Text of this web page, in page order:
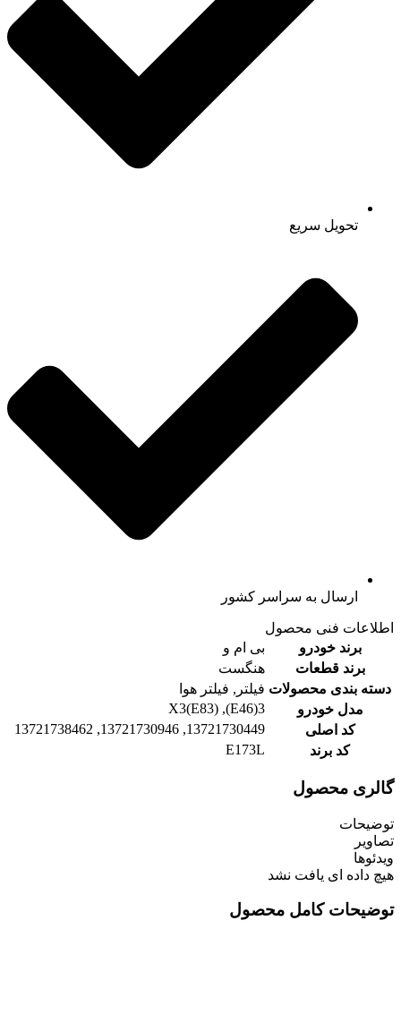
تحویل سریع
ارسال به سراسر کشور
اطلاعات فنی محصول
برند خودرو
بی ام و
برند قطعات
هنگست
دسته بندی محصولات فیلتر, فیلتر هوا
مدل خودرو
3(E46), X3(E83)
کد اصلی
13721730449, 13721730946, 13721738462
کد برند
E173L
گالری محصول
توضیحات
تصاویر
ویدئوها
هیچ داده ای یافت نشد
توضیحات کامل محصول